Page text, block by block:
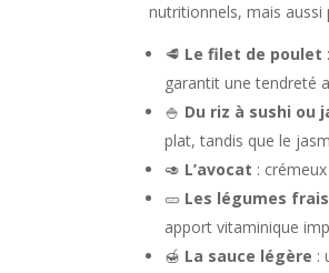
nutritionnels, mais aussi
🥩 Le filet de poulet
garantit une tendreté
🍚 Du riz à sushi ou
plat, tandis que le
🥑 L’avocat :
🥒 Les légumes frais
apport vitaminique
🍯 La sauce légère :